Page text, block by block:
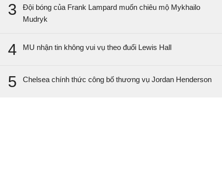
3
Đội bóng của Frank Lampard muốn chiêu mộ Mykhailo
Mudryk
4 MU nhận tin không vui vụ theo đuổi Lewis Hall
5 Chelsea chính thức công bố thương vụ Jordan Henderson